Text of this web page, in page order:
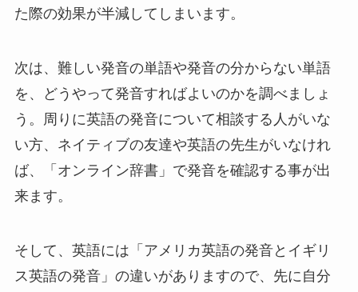
た際の効果が半減してしまいます。
次は、難しい発音の単語や発音の分からない単語
を、どうやって発音すればよいのかを調べましょ
う。周りに英語の発音について相談する人がいな
い方、ネイティブの友達や英語の先生がいなけれ
ば、「オンライン辞書」で発音を確認する事が出
来ます。
そして、英語には「アメリカ英語の発音とイギリ
ス英語の発音」の違いがありますので、先に自分